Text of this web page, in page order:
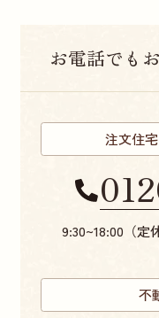
お電話でも
注文住
9:30~18:00（定
不